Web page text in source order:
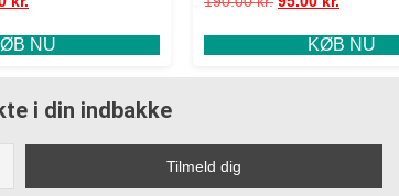
NU KØB NU
i din indbakke